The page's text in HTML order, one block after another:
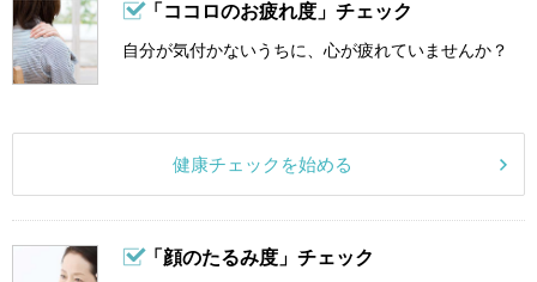
「ココロのお疲れ度」チェック
自分が気付かないうちに、心が疲れていませんか？
健康チェックを始める
「顔のたるみ度」チェック